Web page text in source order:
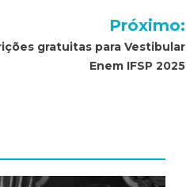
Próximo:
gratuitas para Vestibular
Enem IFSP 2025